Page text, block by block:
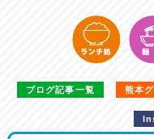
ブログ記事一覧 熊本